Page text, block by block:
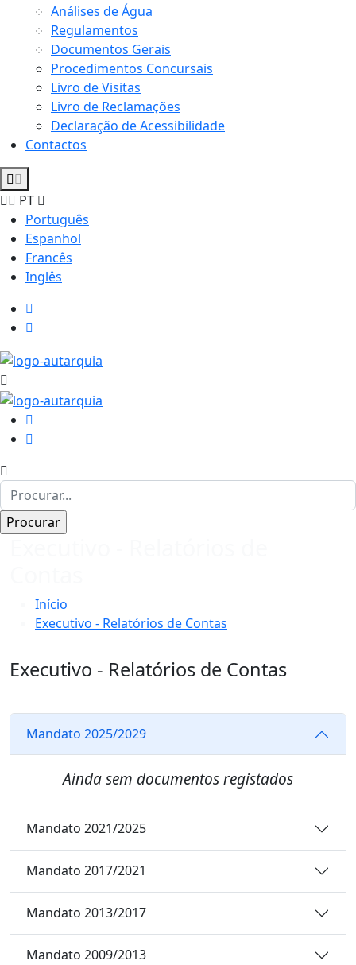
Análises de Água
Regulamentos
Documentos Gerais
Procedimentos Concursais
Livro de Visitas
Livro de Reclamações
Declaração de Acessibilidade
Contactos
PT
Português
Espanhol
Francês
Inglês
Início
Executivo - Relatórios de Contas
Executivo - Relatórios de Contas
Mandato 2025/2029
Ainda sem documentos registados
Mandato 2021/2025
Mandato 2017/2021
Mandato 2013/2017
Mandato 2009/2013